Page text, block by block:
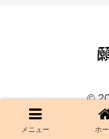
©
メニュー ホ